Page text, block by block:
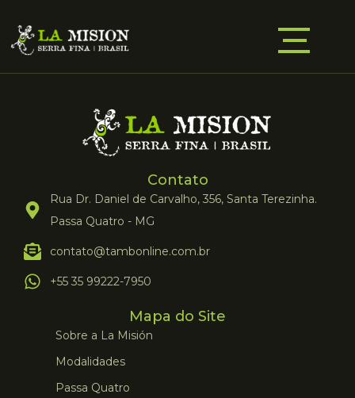
Contato
Rua Dr. Daniel de Carvalho, 356, Santa Terezinha.
Passa Quatro - MG
contato@tambonline.com.br
+55 35 99222-7950
Mapa do Site
Sobre a La Misión
Modalidades
Passa Quatro